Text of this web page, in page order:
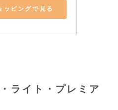
ピングで見る
ライト・プレミア